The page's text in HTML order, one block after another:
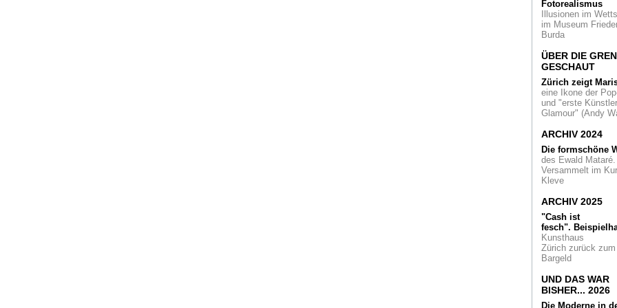
Lärmende
Eine Hommage an
Wember in Haus
Zielort frommer
Sehnsüchte. Das
Rheinland und die
Pilgerreisen
Was haben eine
Drogerie, ein
ein Maschinenbauer
gemeinsam? Sie
fördern Kultur
Reisen zu den
Moderne,
Neuss, Essen und
Peter Royen: Das
"Urgestein" erhält
Düsseldorfer
Architektur - Made in
China. Ein
Fotorealismus
Illusionen im
im Museum
Burda
ÜBER DIE
GESCHAUT
Zürich zeigt
eine Ikone der
und "erste
Glamour" (Andy
ARCHIV 2024
Die formschöne
des Ewald Mataré.
Versammelt im
Kleve
ARCHIV 2025
"Cash ist
fesch".
Kunsthaus
Zürich zurück zum
Bargeld
UND DAS WAR
BISHER... 2026
Die Moderne in